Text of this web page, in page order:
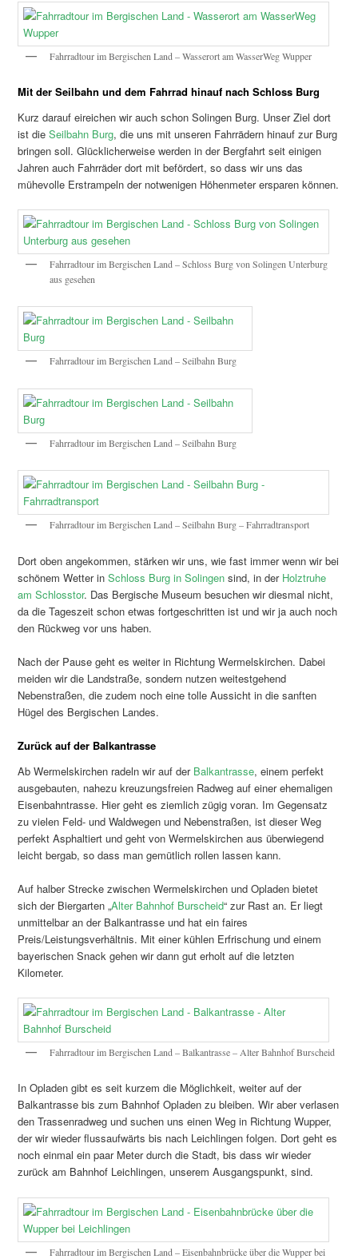
Fahrradtour im Bergischen Land – Wasserort am WasserWeg Wupper
Mit der Seilbahn und dem Fahrrad hinauf nach Schloss Burg
Kurz darauf eireichen wir auch schon Solingen Burg. Unser Ziel dort
ist dieSeilbahn Burg, die uns mit unseren Fahrrädern hinauf zur Burg
bringen soll. Glücklicherweise werden in der Bergfahrt seit einigen
Jahren auch Fahrräder dort mit befördert, so dass wir uns das
mühevolle Erstrampeln der notwenigen Höhenmeter ersparen können.
Fahrradtour im Bergischen Land – Schloss Burg von Solingen Unterburg
aus gesehen
Fahrradtour im Bergischen Land – Seilbahn Burg
Fahrradtour im Bergischen Land – Seilbahn Burg
Fahrradtour im Bergischen Land – Seilbahn Burg – Fahrradtransport
Dort oben angekommen, stärken wir uns, wie fast immer wenn wir bei
schönem Wetter inSchloss Burg in Solingen sind, in der Holztruhe
am Schlosstor. Das Bergische Museum besuchen wir diesmal nicht,
da die Tageszeit schon etwas fortgeschritten ist und wir ja auch noch
den Rückweg vor uns haben.
Nach der Pause geht es weiter in Richtung Wermelskirchen. Dabei
meiden wir die Landstraße, sondern nutzen weitestgehend
Nebenstraßen, die zudem noch eine tolle Aussicht in die sanften
Hügel des Bergischen Landes.
Zurück auf der Balkantrasse
Ab Wermelskirchen radeln wir auf der Balkantrasse, einem perfekt
ausgebauten, nahezu kreuzungsfreien Radweg auf einer ehemaligen
Eisenbahntrasse. Hier geht es ziemlich zügig voran. Im Gegensatz
zu vielen Feld- und Waldwegen und Nebenstraßen, ist dieser Weg
perfekt Asphaltiert und geht von Wermelskirchen aus überwiegend
leicht bergab, so dass man gemütlich rollen lassen kann.
Auf halber Strecke zwischen Wermelskirchen und Opladen bietet
sich der Biergarten „Alter Bahnhof Burscheid“ zur Rast an. Er liegt
unmittelbar an der Balkantrasse und hat ein faires
Preis/Leistungsverhältnis. Mit einer kühlen Erfrischung und einem
bayerischen Snack gehen wir dann gut erholt auf die letzten
Kilometer.
Fahrradtour im Bergischen Land – Balkantrasse – Alter Bahnhof Burscheid
In Opladen gibt es seit kurzem die Möglichkeit, weiter auf der
Balkantrasse bis zum Bahnhof Opladen zu bleiben. Wir aber verlasen
den Trassenradweg und suchen uns einen Weg in Richtung Wupper,
der wir wieder flussaufwärts bis nach Leichlingen folgen. Dort geht es
noch einmal ein paar Meter durch die Stadt, bis dass wir wieder
zurück am Bahnhof Leichlingen, unserem Ausgangspunkt, sind.
Fahrradtour im Bergischen Land – Eisenbahnbrücke über die Wupper bei